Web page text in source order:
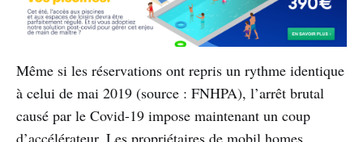
Même si les réservations ont repris un rythme identique
à celui de mai 2019 (source : FNHPA), l’arrêt brutal
causé par le Covid-19 impose maintenant un coup
d’accélérateur. Les propriétaires de mobil homes